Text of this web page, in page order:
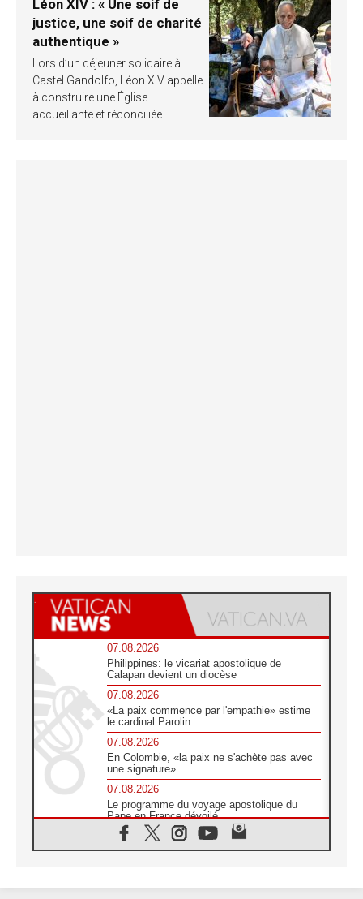
Léon XIV : « Une soif de
justice, une soif de charité
authentique »
Lors d’un déjeuner solidaire à
Castel Gandolfo, Léon XIV appelle
à construire une Église
accueillante et réconciliée
07.08.2026
Philippines: le vicariat apostolique de
Calapan devient un diocèse
07.08.2026
«La paix commence par l'empathie» estime
le cardinal Parolin
07.08.2026
En Colombie, «la paix ne s'achète pas avec
une signature»
07.08.2026
Le programme du voyage apostolique du
Pape en France dévoilé
07.08.2026
1ère Conférence continentale sur l'éducation